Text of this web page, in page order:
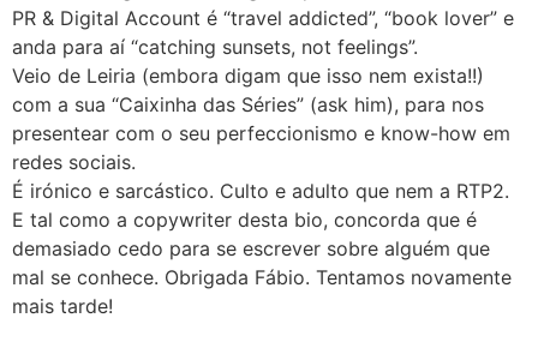
PR & Digital Account é “travel addicted”, “book lover” e
anda para aí “catching sunsets, not feelings”.
Veio de Leiria (embora digam que isso nem exista!!)
com a sua “Caixinha das Séries” (ask him), para nos
presentear com o seu perfeccionismo e know-how em
redes sociais.
É irónico e sarcástico. Culto e adulto que nem a RTP2.
E tal como a copywriter desta bio, concorda que é
demasiado cedo para se escrever sobre alguém que
mal se conhece. Obrigada Fábio. Tentamos novamente
mais tarde!